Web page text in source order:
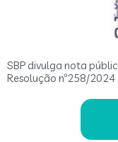
SBP divulga nota
Resolução nº258/